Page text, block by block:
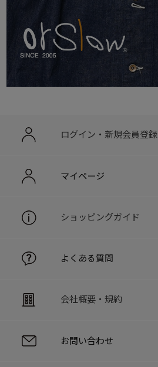
ログイン・新規会員登録
マイページ
ショッピングガイド
よくある質問
会社概要・規約
お問い合わせ